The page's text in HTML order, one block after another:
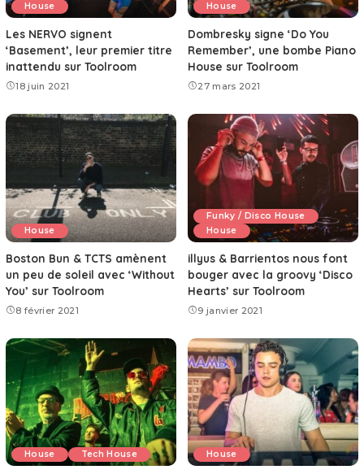
House
Les NERVO signent
‘Basement’, leur premier titre
inattendu sur Toolroom
18 juin 2021
House
Dombresky signe ‘Do You
Remember’, une bombe Piano
House sur Toolroom
27 mars 2021
House
Boston Bun & TCTS amènent
un peu de soleil avec ‘Without
You’ sur Toolroom
8 février 2021
Funky / Disco House
House
illyus & Barrientos nous font
bouger avec la groovy ‘Disco
Hearts’ sur Toolroom
9 janvier 2021
House Tech House House